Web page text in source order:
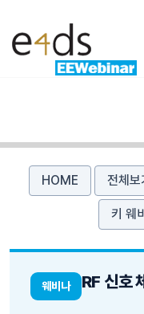
HOME 전체보
키 웨
웨비나 RF 신호